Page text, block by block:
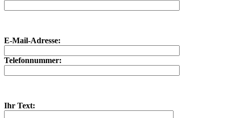
E-Mail-Adresse:
Telefonnummer:
Ihr Text: